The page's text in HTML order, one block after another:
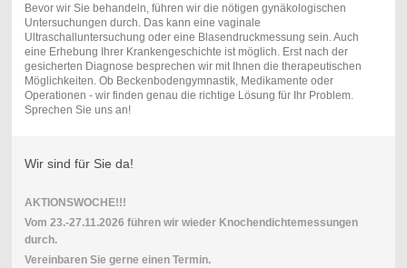
Bevor wir Sie behandeln, führen wir die nötigen gynäkologischen
Untersuchungen durch. Das kann eine vaginale
Ultraschalluntersuchung oder eine Blasendruckmessung sein. Auch
eine Erhebung Ihrer Krankengeschichte ist möglich. Erst nach der
gesicherten Diagnose besprechen wir mit Ihnen die therapeutischen
Möglichkeiten. Ob Beckenbodengymnastik, Medikamente oder
Operationen - wir finden genau die richtige Lösung für Ihr Problem.
Sprechen Sie uns an!
Wir sind für Sie da!
AKTIONSWOCHE!!!
Vom 23.-27.11.2026 führen wir wieder Knochendichtemessungen
durch.
Vereinbaren Sie gerne einen Termin.